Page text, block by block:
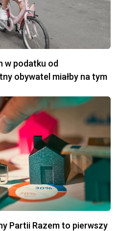
w podatku od
obywatel miałby na tym
Partii Razem to pierwszy